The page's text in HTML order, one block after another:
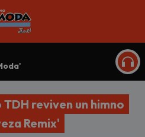
reviven un himno
Remix'